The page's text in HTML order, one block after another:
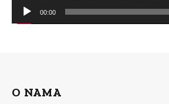
00:00
O NAMA